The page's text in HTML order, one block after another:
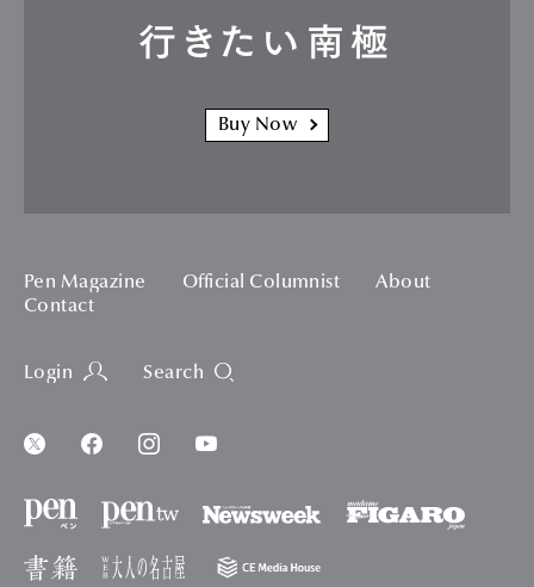
行きたい南極
Buy Now
Pen Magazine Official Columnist
About
Contact
Login Search